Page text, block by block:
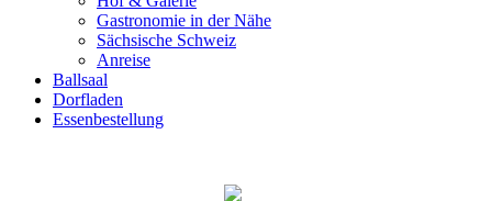
Gastronomie in der Nähe
Sächsische Schweiz
Anreise
Ballsaal
Dorfladen
Essenbestellung